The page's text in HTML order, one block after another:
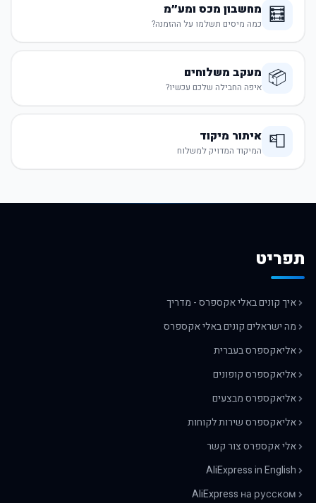
🧮 מחשבון מכס ומע״מ
כמה מיסים תשלמו על ההזמנה?
📦 מעקב משלוחים
איפה החבילה שלכם עכשיו?
📮 איתור מיקוד
המיקוד המדויק למשלוח
תפריט
איך קונים באלי אקספרס - מדריך
מה ישראלים קונים באלי אקספרס
אליאקספרס בעברית
אליאקספרס קופונים
אליאקספרס מבצעים
אליאקספרס שירות לקוחות
אלי אקספרס צור קשר
AliExpress in English
AliExpress на русском